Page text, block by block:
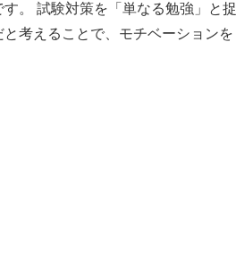
。 試験対策を「単なる勉強」と捉
考えることで、モチベーションを